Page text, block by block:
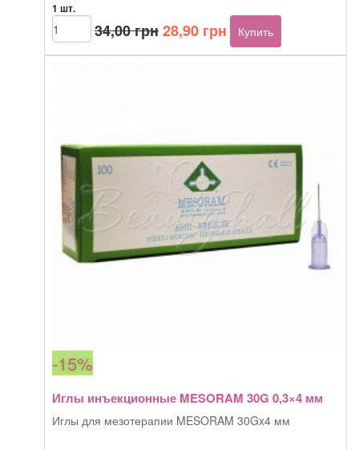
1 шт.
34,00грнПервоначальная
цена
28,90 грнТекущая
цена:
Количество
товара
Иглы
Купить
-15%
Иглы инъекционные MESORAM 30G 0,3×4 мм
Иглы для мезотерапии MESORAM 30Gx4 мм